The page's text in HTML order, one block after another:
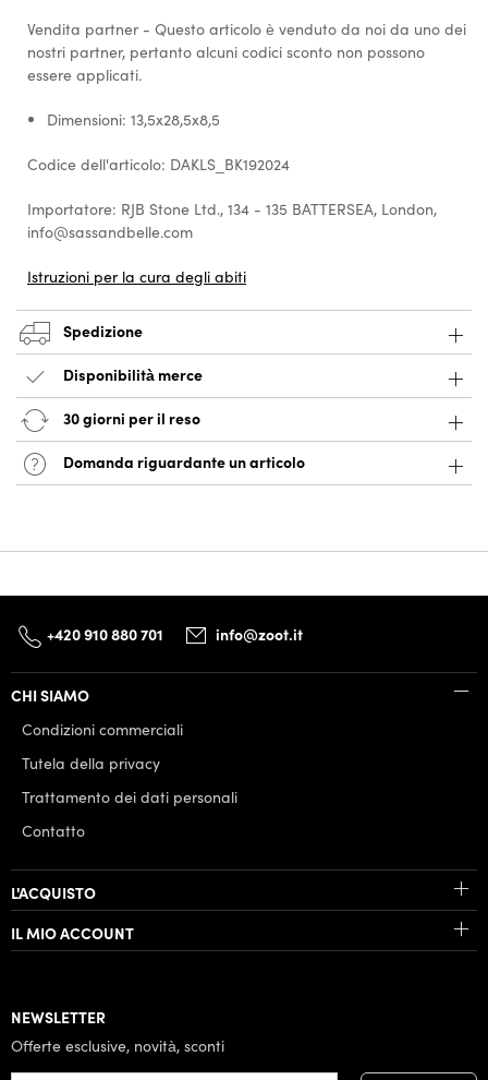
Vendita partner - Questo articolo è venduto da noi da uno dei
nostri partner, pertanto alcuni codici sconto non possono
essere applicati.
Dimensioni: 13,5x28,5x8,5
Codice dell'articolo: DAKLS_BK192024
Importatore: RJB Stone Ltd., 134 - 135 BATTERSEA, London,
info@sassandbelle.com
Istruzioni per la cura degli abiti
Spedizione
Disponibilità merce
30 giorni per il reso
Domanda riguardante un articolo
+420 910 880 701 info@zoot.it
CHI SIAMO
Condizioni commerciali
Tutela della privacy
Trattamento dei dati personali
Contatto
L'ACQUISTO
IL MIO ACCOUNT
NEWSLETTER
Offerte esclusive, novità, sconti